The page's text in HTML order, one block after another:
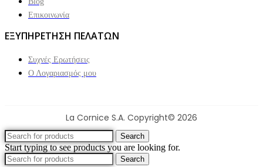
Επικοινωνία
ΕΞΥΠΗΡΕΤΗΣΗ ΠΕΛΑΤΩΝ
Συχνές Ερωτήσεις
Ο Λογαριασμός μου
La Cornice S.A. Copyright© 2026
Search
Start typing to see products you are looking for.
Search